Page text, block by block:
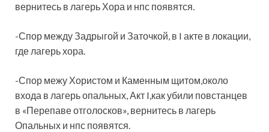
вернитесь в лагерь Хора и нпс появятся.
-Спор между Задрыгой и Заточкой, в I акте в локации,
где лагерь хора.
-Спор межу Хористом и Каменным щитом,около
входа в лагерь опальных, Акт I,как убили повстанцев
в «Перепаве отголосков», вернитесь в лагерь
Опальных и нпс появятся.